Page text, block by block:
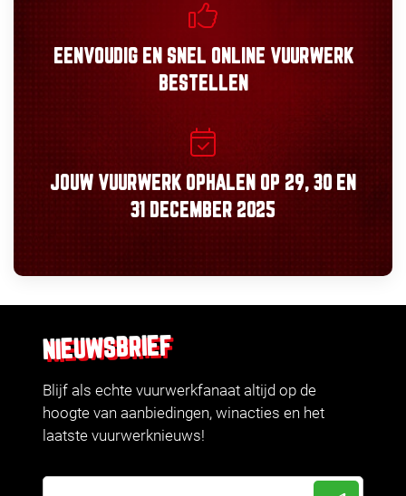
EENVOUDIGEN SNEL ONLINE VUURWERK
BESTELLEN
JOUW VUURWERK OPHALEN OP 29, 30 EN
31 DECEMBER 2025
NIEUWSBRIEF
Blijf als echte vuurwerkfanaat altijd op de
hoogte van aanbiedingen, winacties en het
laatste vuurwerknieuws!